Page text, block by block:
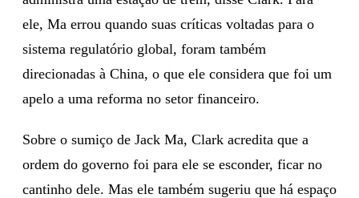
ele, Ma errou quando suas críticas voltadas para o
sistema regulatório global, foram também
direcionadas à China, o que ele considera que foi um
apelo a uma reforma no setor financeiro.
Sobre o sumiço de Jack Ma, Clark acredita que a
ordem do governo foi para ele se esconder, ficar no
cantinho dele. Mas ele também sugeriu que há espaço